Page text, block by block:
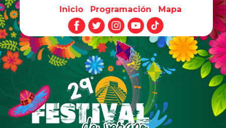
Pasar al contenido principal
Inicio Programación Mapa